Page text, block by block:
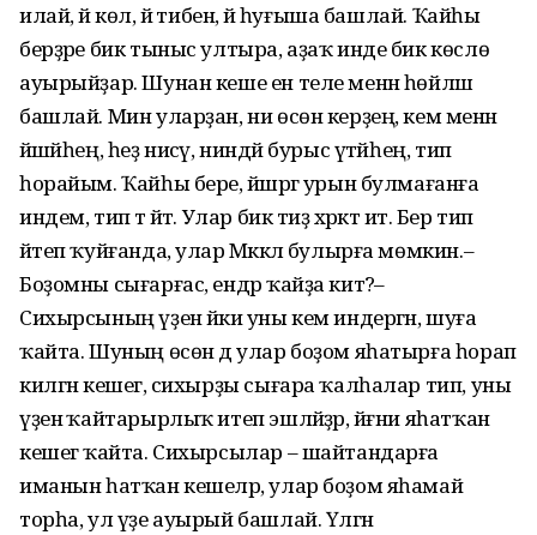
илай, йә көлә, йә тибенә, йә һуғыша башлай. Ҡайһы
берҙәре бик тыныс ултыра, аҙаҡ инде бик көслө
ауырыйҙар. Шунан кеше ен теле менән һөйләшә
башлай. Мин уларҙан, ни өсөн керҙең, кем менән
йәшәйһең, һеҙ нисәү, ниндәй бурыс үтәйһең, тип
һорайым. Ҡайһы бере, йәшәргә урын булмағанға
индем, тип тә әйтә. Улар бик тиҙ хәрәкәт итә. Бер тип
әйтеп ҡуйғанда, улар Мәккәлә булырға мөмкин.–
Боҙомны сығарғас, ендәр ҡайҙа китә?–
Сихырсының үҙенә йәки уны кем индергән, шуға
ҡайта. Шуның өсөн дә улар боҙом яһатырға һорап
килгән кешегә, сихырҙы сығара ҡалһалар тип, уны
үҙенә ҡайтарырлыҡ итеп эшләйҙәр, йәғни яһатҡан
кешегә ҡайта. Сихырсылар – шайтандарға
иманын һатҡан кешеләр, улар боҙом яһамай
торһа, ул үҙе ауырый башлай. Үлгән